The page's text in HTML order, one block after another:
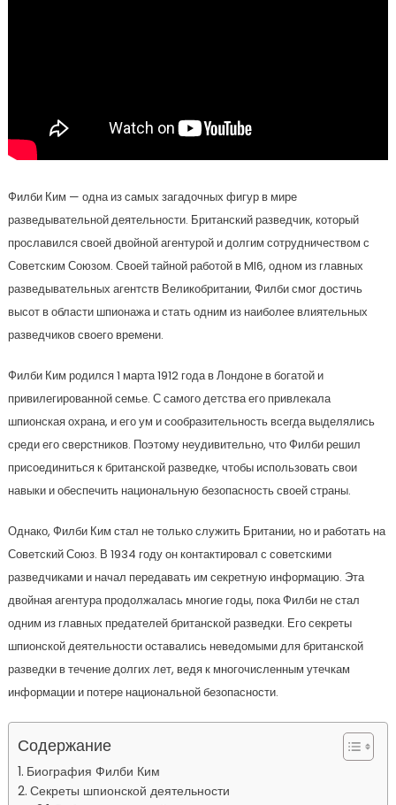
Филби Ким — одна из самых загадочных фигур в мире
разведывательной деятельности. Британский разведчик, который
прославился своей двойной агентурой и долгим сотрудничеством с
Советским Союзом. Своей тайной работой в MI6, одном из главных
разведывательных агентств Великобритании, Филби смог достичь
высот в области шпионажа и стать одним из наиболее влиятельных
разведчиков своего времени.
Филби Ким родился 1 марта 1912 года в Лондоне в богатой и
привилегированной семье. С самого детства его привлекала
шпионская охрана, и его ум и сообразительность всегда выделялись
среди его сверстников. Поэтому неудивительно, что Филби решил
присоединиться к британской разведке, чтобы использовать свои
навыки и обеспечить национальную безопасность своей страны.
Однако, Филби Ким стал не только служить Британии, но и работать на
Советский Союз. В 1934 году он контактировал с советскими
разведчиками и начал передавать им секретную информацию. Эта
двойная агентура продолжалась многие годы, пока Филби не стал
одним из главных предателей британской разведки. Его секреты
шпионской деятельности оставались неведомыми для британской
разведки в течение долгих лет, ведя к многочисленным утечкам
информации и потере национальной безопасности.
Содержание
Биография Филби Ким
Секреты шпионской деятельности